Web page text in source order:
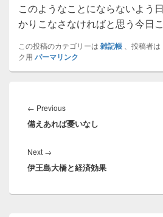
このようなことにならないよう
かりこなさなければと思う今日
この投稿のカテゴリーは 雑記帳 、投稿者は
ク用 パーマリンク
稿
ナ
ゲ
ー
シ
← PreviousPrevious
post:
備えあれば憂いなし
Next →
post:
伊王島大橋と経済効果